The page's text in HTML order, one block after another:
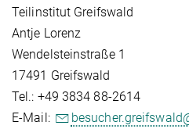
Teilinstitut Greifswald
Antje Lorenz
Wendelsteinstraße 1
17491 Greifswald
Tel.: +49 3834 88-2614
E-Mail: